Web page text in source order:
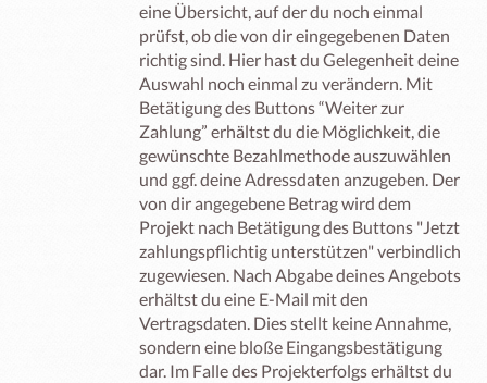
eine Übersicht, auf der du noch einmal
prüfst, ob die von dir eingegebenen Daten
richtig sind. Hier hast du Gelegenheit deine
Auswahl noch einmal zu verändern. Mit
Betätigung des Buttons “Weiter zur
Zahlung” erhältst du die Möglichkeit, die
gewünschte Bezahlmethode auszuwählen
und ggf. deine Adressdaten anzugeben. Der
von dir angegebene Betrag wird dem
Projekt nach Betätigung des Buttons "Jetzt
zahlungspflichtig unterstützen" verbindlich
zugewiesen. Nach Abgabe deines Angebots
erhältst du eine E-Mail mit den
Vertragsdaten. Dies stellt keine Annahme,
sondern eine bloße Eingangsbestätigung
dar. Im Falle des Projekterfolgs erhältst du